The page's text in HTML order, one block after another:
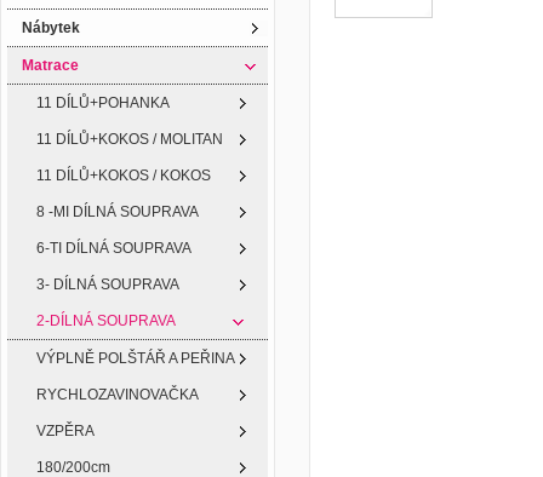
Nábytek
Matrace
11 DÍLŮ+POHANKA
11 DÍLŮ+KOKOS / MOLITAN
11 DÍLŮ+KOKOS / KOKOS
8 -MI DÍLNÁ SOUPRAVA
6-TI DÍLNÁ SOUPRAVA
3- DÍLNÁ SOUPRAVA
2-DÍLNÁ SOUPRAVA
VÝPLNĚ POLŠTÁŘ A PEŘINA
RYCHLOZAVINOVAČKA
VZPĚRA
180/200cm